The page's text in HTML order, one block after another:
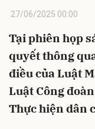
27/06/2025 00:00
Tại phiên họp
quyết thông
điều của Luật
Luật Công
Thực hiện dân